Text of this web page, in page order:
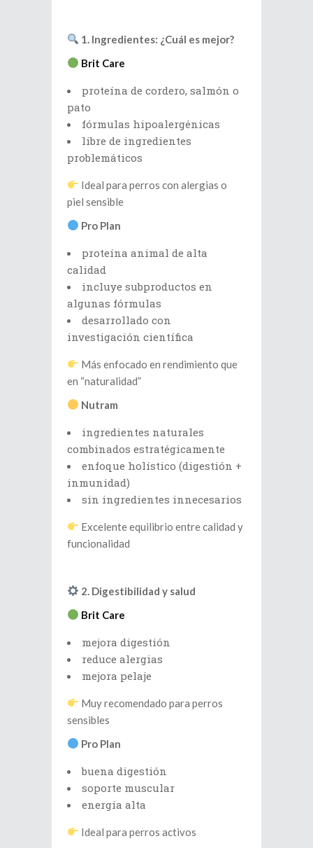
1. Ingredientes: ¿Cuál es mejor?
Brit Care
proteína de cordero, salmón o
pato
fórmulas hipoalergénicas
libre de ingredientes
problemáticos
Ideal para perros con alergias o
piel sensible
Pro Plan
proteína animal de alta
calidad
incluye subproductos en
algunas fórmulas
desarrollado con
investigación científica
Más enfocado en rendimiento que
en “naturalidad”
Nutram
ingredientes naturales
combinados estratégicamente
enfoque holístico (digestión +
inmunidad)
sin ingredientes innecesarios
Excelente equilibrio entre calidad y
funcionalidad
2. Digestibilidad y salud
Brit Care
mejora digestión
reduce alergias
mejora pelaje
Muy recomendado para perros
sensibles
Pro Plan
buena digestión
soporte muscular
energía alta
Ideal para perros activos